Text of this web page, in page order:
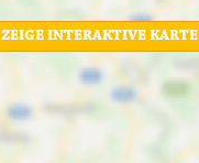
ZEIGE INTERAKTIVE KARTE